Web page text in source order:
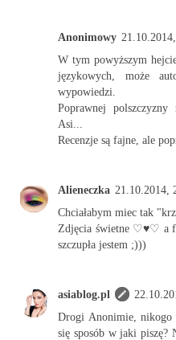
Anonimowy
W tym powyższym
językowych, może
wypowiedzi.
Poprawnej
Asi...
Recenzje są fajne, ale
Alieneczka 21.10.2014,
Chciałabym miec tak
Zdjęcia świetne ♡♥♡ a
szczupła jestem ;)))
asiablog.pl
Drogi Anonimie, nikogo
się sposób w jaki piszę?